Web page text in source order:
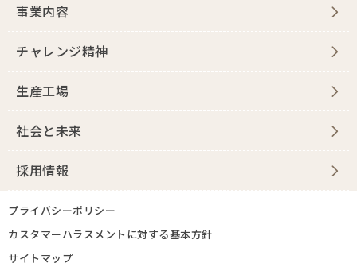
事業内容
チャレンジ精神
生産工場
社会と未来
採用情報
プライバシーポリシー
カスタマーハラスメントに対する基本方針
サイトマップ